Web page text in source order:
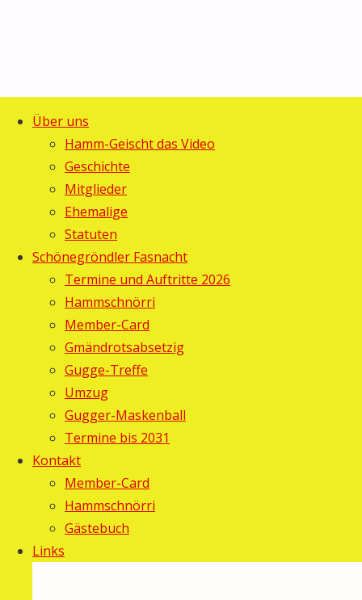
Über uns
Hamm-Geischt das Video
Geschichte
Mitglieder
Ehemalige
Statuten
Schönegröndler Fasnacht
Termine und Auftritte 2026
Hammschnörri
Member-Card
Gmändrotsabsetzig
Gugge-Treffe
Umzug
Gugger-Maskenball
Termine bis 2031
Kontakt
Member-Card
Hammschnörri
Gästebuch
Links
Start
Gästebuch
Gästebuch
Einen
neuen
Eintrag
für
das
schreiben
Formular
Lömpe, Schönengrund